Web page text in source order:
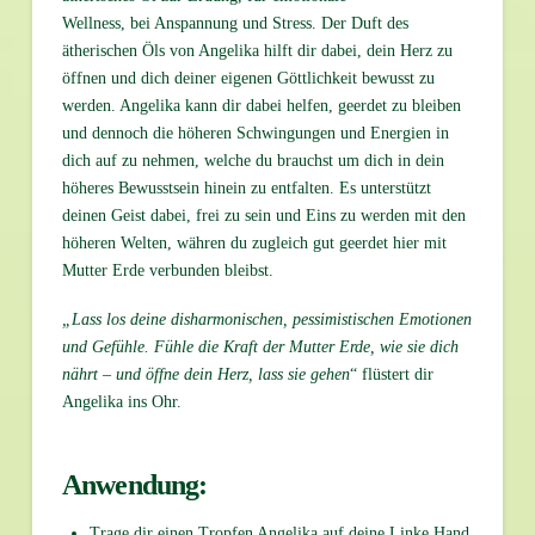
Wellness, bei Anspannung und Stress. Der Duft des
ätherischen Öls von Angelika hilft dir dabei, dein Herz zu
öffnen und dich deiner eigenen Göttlichkeit bewusst zu
werden. Angelika kann dir dabei helfen, geerdet zu bleiben
und dennoch die höheren Schwingungen und Energien in
dich auf zu nehmen, welche du brauchst um dich in dein
höheres Bewusstsein hinein zu entfalten. Es unterstützt
deinen Geist dabei, frei zu sein und Eins zu werden mit den
höheren Welten, währen du zugleich gut geerdet hier mit
Mutter Erde verbunden bleibst.
„Lass los deine disharmonischen, pessimistischen Emotionen
und Gefühle. Fühle die Kraft der Mutter Erde, wie sie dich
nährt – und öffne dein Herz, lass sie gehen“ flüstert dir
Angelika ins Ohr.
Anwendung: